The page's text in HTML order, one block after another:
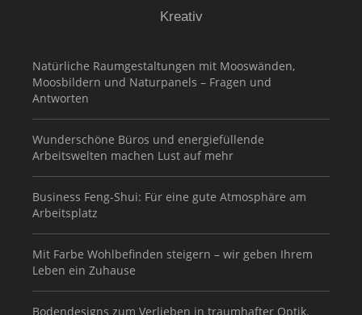
Kreativ
Natürliche Raumgestaltungen mit Mooswänden,
Moosbildern und Naturpanels – Fragen und
Antworten
Wunderschöne Büros und energiefüllende
Arbeitswelten machen Lust auf mehr
Business Feng-Shui: Für eine gute Atmosphäre am
Arbeitsplatz
Mit Farbe Wohlbefinden steigern – wir geben Ihrem
Leben ein Zuhause
Bodendesigns zum Verlieben in traumhafter Optik.